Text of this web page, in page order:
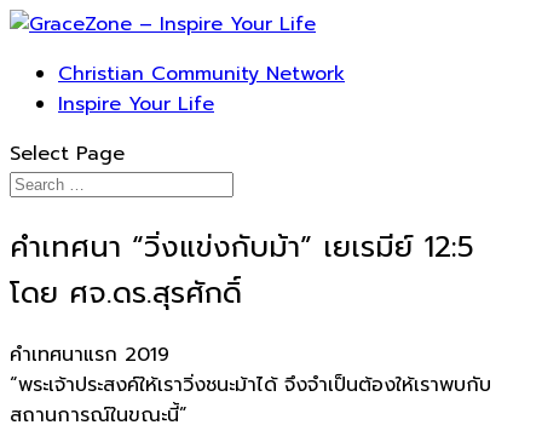
Christian Community Network
Inspire Your Life
Select Page
คำเทศนา “วิ่งแข่งกับม้า” เยเรมีย์ 12:5
โดย ศจ.ดร.สุรศักดิ์
คำเทศนาแรก 2019
“พระเจ้าประสงค์ให้เราวิ่งชนะม้าได้ จึงจำเป็นต้องให้เราพบกับ
สถานการณ์ในขณะนี้”